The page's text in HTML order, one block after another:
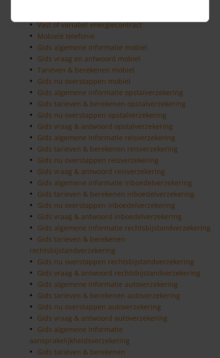
Vast of variabel energiecontract
Mobiele telefonie
Gids algemene informatie mobiel
Gids vraag en antwoord mobiel
Tarieven & berekenen mobiel
Gids nu overstappen mobiel
Gids algemene informatie opstalverzekering
Gids tarieven & berekenen opstalverzekering
Gids nu overstappen opstalverzekering
Gids vraag & antwoord opstalverzekering
Gids algemene informatie reisverzekering
Gids tarieven & berekenen reisverzekering
Gids nu overstappen reisverzekering
Gids vraag & antwoord reisverzekering
Gids algemene informatie inboedelverzekering
Gids tarieven & berekenen inboedelverzekering
Gids nu overstappen inboedelverzekering
Gids vraag & antwoord inboedelverzekering
Gids algemene informatie rechtsbijstandverzekering
Gids tarieven & berekenen
rechtsbijstandverzekering
Gids nu overstappen rechtsbijstandverzekering
Gids vraag & antwoord rechtsbijstandverzekering
Gids algemene informatie autoverzekering
Gids tarieven & berekenen autoverzekering
Gids nu overstappen autoverzekering
Gids vraag & antwoord autoverzekering
Gids algemene informatie
aansprakelijkheidsverzekering
Gids tarieven & berekenen